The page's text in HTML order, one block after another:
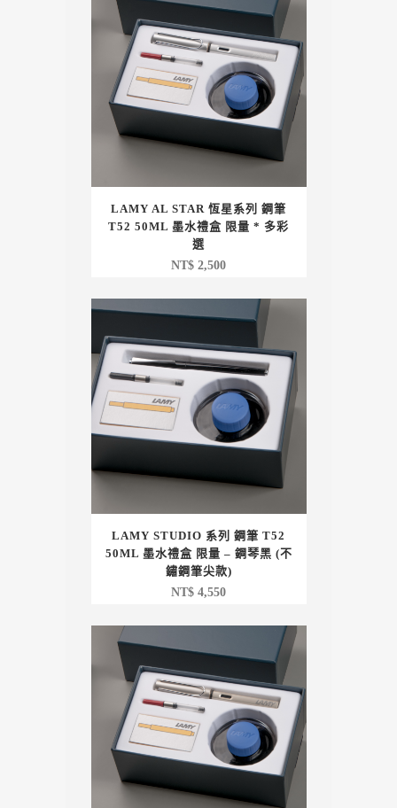
LAMY AL STAR 恆星系列 鋼筆
T52 50ML 墨水禮盒 限量 * 多彩
選
NT$ 2,500
LAMY STUDIO 系列 鋼筆 T52
50ML 墨水禮盒 限量 – 鋼琴黑 (不
鏽鋼筆尖款)
NT$ 4,550